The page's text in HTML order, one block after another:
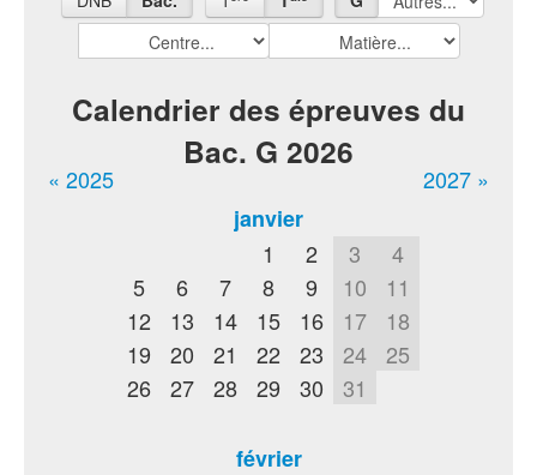
Calendrier des épreuves du
Bac. G 2026
« 2025
2027 »
janvier
1
2 3
4
5
6 7 8 9 10
11
12
13 14 15 16 17
18
19
20 21 22 23 24
25
26
27 28 29 30 31
février